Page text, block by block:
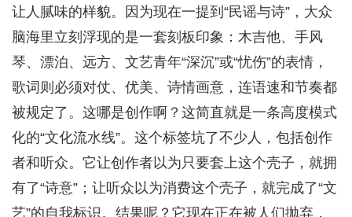
让人腻味的样貌。因为现在一提到“民谣与诗”，大众
脑海里立刻浮现的是一套刻板印象：木吉他、手风
琴、漂泊、远方、文艺青年“深沉”或“忧伤”的表情，
歌词则必须对仗、优美、诗情画意，连语速和节奏都
被规定了。这哪是创作啊？这简直就是一条高度模式
化的“文化流水线”。这个标签坑了不少人，包括创作
者和听众。它让创作者以为只要套上这个壳子，就拥
有了“诗意”；让听众以为消费这个壳子，就完成了“文
艺”的自我标识。结果呢？它现在正在被人们抛弃，